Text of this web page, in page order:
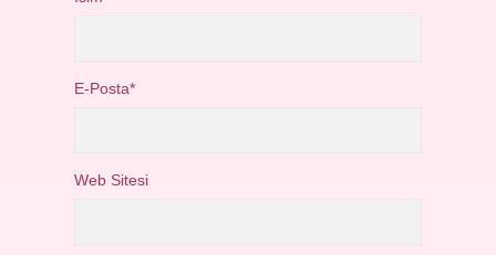
E-Posta*
Web Sitesi